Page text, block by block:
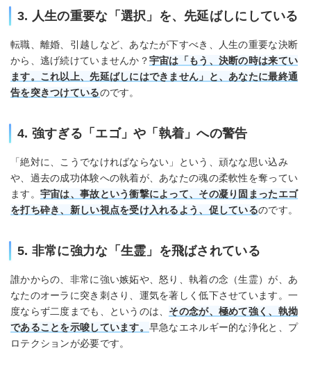
3. 人生の重要な「選択」を、先延ばしにしている
転職、離婚、引越しなど、あなたが下すべき、人生の重要な決断
から、逃げ続けていませんか？宇宙は「もう、決断の時は来てい
ます。これ以上、先延ばしにはできません」と、あなたに最終通
告を突きつけているのです。
4. 強すぎる「エゴ」や「執着」への警告
「絶対に、こうでなければならない」という、頑なな思い込み
や、過去の成功体験への執着が、あなたの魂の柔軟性を奪ってい
ます。 宇宙は、事故という衝撃によって、その凝り固まったエゴ
を打ち砕き、新しい視点を受け入れるよう、促しているのです。
5. 非常に強力な「生霊」を飛ばされている
誰かからの、非常に強い嫉妬や、怒り、執着の念（生霊）が、あ
なたのオーラに突き刺さり、運気を著しく低下させています。一
度ならず二度までも、というのは、 その念が、極めて強く、執拗
であることを示唆しています。 早急なエネルギー的な浄化と、プ
ロテクションが必要です。